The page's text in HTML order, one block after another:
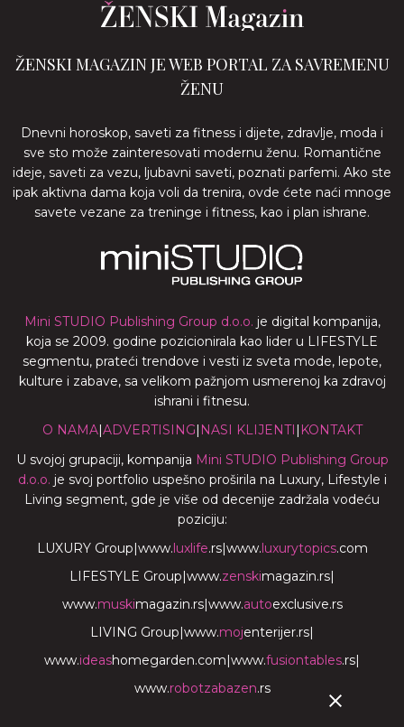
ŽENSKI MAGAZIN JE WEB PORTAL ZA SAVREMENU
ŽENU
Dnevni horoskop, saveti za fitness i dijete, zdravlje, moda i
sve sto može zainteresovati modernu ženu. Romantične
ideje, saveti za vezu, ljubavni saveti, poznati parfemi. Ako ste
ipak aktivna dama koja voli da trenira, ovde ćete naći mnoge
savete vezane za treninge i fitness, kao i plan ishrane.
Mini STUDIO Publishing Group d.o.o. je digital kompanija,
koja se 2009. godine pozicionirala kao lider u LIFESTYLE
segmentu, prateći trendove i vesti iz sveta mode, lepote,
kulture i zabave, sa velikom pažnjom usmerenoj ka zdravoj
ishrani i fitnesu.
O NAMA|ADVERTISING| NASI KLIJENTI | KONTAKT
U svojoj grupaciji, kompanija Mini STUDIO Publishing Group
d.o.o. je svoj portfolio uspešno proširila na Luxury, Lifestyle i
Living segment, gde je više od decenije zadržala vodeću
poziciju:
LUXURY Group|www.luxlife.rs|www.luxurytopics.com
LIFESTYLE Group|www.zenskimagazin.rs|
www.muskimagazin.rs|www.autoexclusive.rs
LIVING Group|www.mojenterijer.rs|
www.ideashomegarden.com|www.fusiontables.rs|
www.robotzabazen.rs